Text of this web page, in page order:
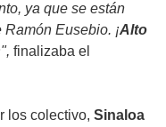
ya que se están
Eusebio. ¡Alto
", finalizaba el
los colectivo, Sinaloa